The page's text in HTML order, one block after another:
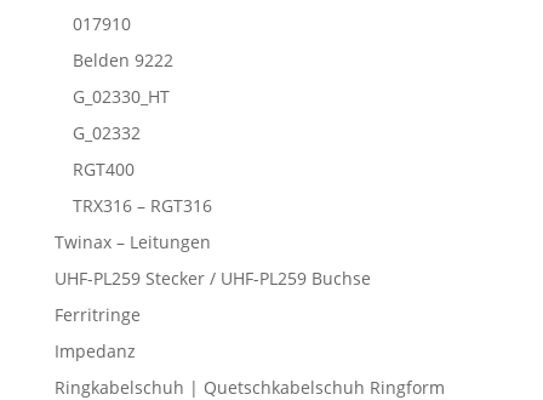
017910
Belden 9222
G_02330_HT
G_02332
RGT400
TRX316 – RGT316
Twinax – Leitungen
UHF-PL259 Stecker / UHF-PL259 Buchse
Ferritringe
Impedanz
Ringkabelschuh | Quetschkabelschuh Ringform